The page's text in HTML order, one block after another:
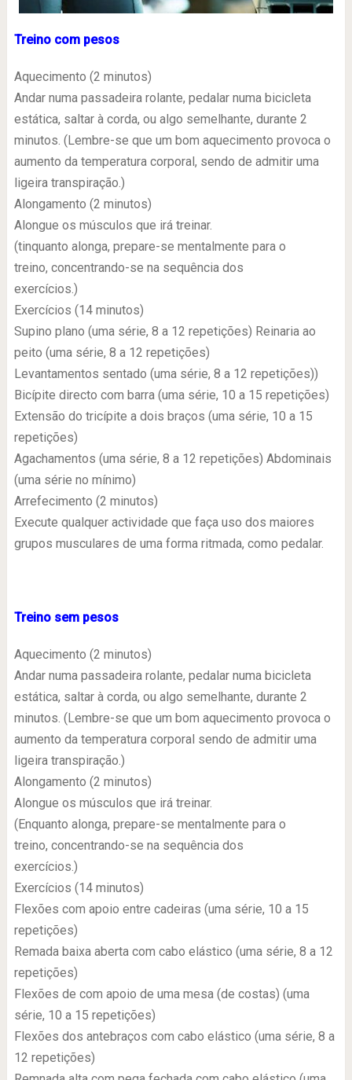
Treino com pesos
Aquecimento (2 minutos)
Andar numa passadeira rolante, pedalar numa bicicleta
estática, saltar à corda, ou algo semelhante, durante 2
minutos. (Lembre-se que um bom aquecimento provoca o
aumento da temperatura corporal, sendo de admitir uma
ligeira transpiração.)
Alongamento (2 minutos)
Alongue os músculos que irá treinar.
(tinquanto alonga, prepare-se mentalmente para o
treino, concentrando-se na sequência dos
exercícios.)
Exercícios (14 minutos)
Supino plano (uma série, 8 a 12 repetições) Reinaria ao
peito (uma série, 8 a 12 repetições)
Levantamentos sentado (uma série, 8 a 12 repetições))
Bicípite directo com barra (uma série, 10 a 15 repetições)
Extensão do tricípite a dois braços (uma série, 10 a 15
repetições)
Agachamentos (uma série, 8 a 12 repetições) Abdominais
(uma série no mínimo)
Arrefecimento (2 minutos)
Execute qualquer actividade que faça uso dos maiores
grupos musculares de uma forma ritmada, como pedalar.
Treino sem pesos
Aquecimento (2 minutos)
Andar numa passadeira rolante, pedalar numa bicicleta
estática, saltar à corda, ou algo semelhante, durante 2
minutos. (Lembre-se que um bom aquecimento provoca o
aumento da temperatura corporal sendo de admitir uma
ligeira transpiração.)
Alongamento (2 minutos)
Alongue os músculos que irá treinar.
(Enquanto alonga, prepare-se mentalmente para o
treino, concentrando-se na sequência dos
exercícios.)
Exercícios (14 minutos)
Flexões com apoio entre cadeiras (uma série, 10 a 15
repetições)
Remada baixa aberta com cabo elástico (uma série, 8 a 12
repetições)
Flexões de com apoio de uma mesa (de costas) (uma
série, 10 a 15 repetições)
Flexões dos antebraços com cabo elástico (uma série, 8 a
12 repetições)